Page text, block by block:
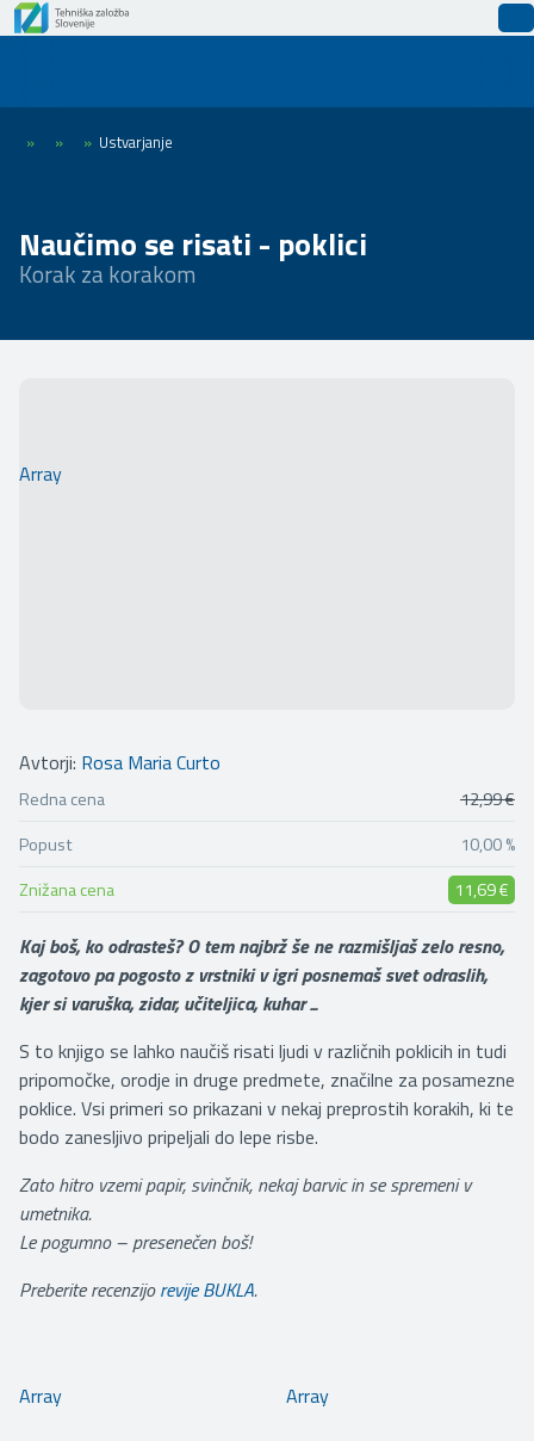
» » » Ustvarjanje
Naučimo se risati - poklici
Korak za korakom
Array
Avtorji: Rosa Maria Curto
Redna cena
12,99 €
Popust
10,00 %
Znižana cena
11,69 €
Kaj boš, ko odrasteš? O tem najbrž še ne razmišljaš zelo resno,
zagotovo pa pogosto z vrstniki v igri posnemaš svet odraslih,
kjer si varuška, zidar, učiteljica, kuhar ...
S to knjigo se lahko naučiš risati ljudi v različnih poklicih in tudi
pripomočke, orodje in druge predmete, značilne za posamezne
poklice. Vsi primeri so prikazani v nekaj preprostih korakih, ki te
bodo zanesljivo pripeljali do lepe risbe.
Zato hitro vzemi papir, svinčnik, nekaj barvic in se spremeni v
umetnika.
Le pogumno – presenečen boš!
Preberite recenzijorevije BUKLA.
Array Array